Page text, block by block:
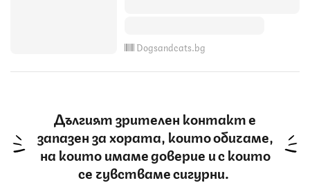
Dogsandcats.bg
Дългият зрителен контакт е
запазен за хората, които обичаме,
на които имаме доверие и с които
се чувстваме сигурни.